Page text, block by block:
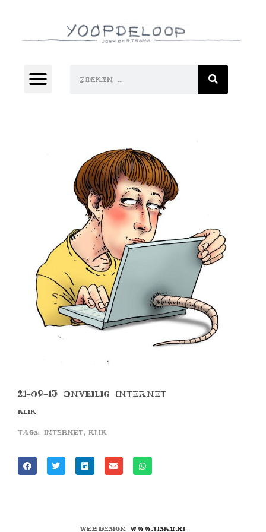
21-09-13 ONVEILIG INTERNET
KLIK
Tags: internet, klik
Webdesign www.tisko.nl